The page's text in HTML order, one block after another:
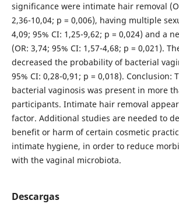
significance were intimate hair removal
2,36-10,04; p = 0,006), having multiple
4,09; 95% CI: 1,25-9,62; p = 0,024) and a
(OR: 3,74; 95% CI: 1,57-4,68; p = 0,021).
decreased the probability of bacterial
95% CI: 0,28-0,91; p = 0,018). Conclusion:
bacterial vaginosis was present in more
participants. Intimate hair removal
factor. Additional studies are needed to
benefit or harm of certain cosmetic
intimate hygiene, in order to reduce
with the vaginal microbiota.
Descargas